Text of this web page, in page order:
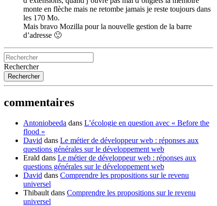
monte en flèche mais ne retombe jamais je reste toujours dans
les 170 Mo.
Mais bravo Mozilla pour la nouvelle gestion de la barre
d’adresse 🙂
Rechercher
commentaires
Antoniobeeda dans L’écologie en question avec « Before the
flood »
David dans Le métier de développeur web : réponses aux
questions générales sur le développement web
Erald dans Le métier de développeur web : réponses aux
questions générales sur le développement web
David dans Comprendre les propositions sur le revenu
universel
Thibault dans Comprendre les propositions sur le revenu
universel